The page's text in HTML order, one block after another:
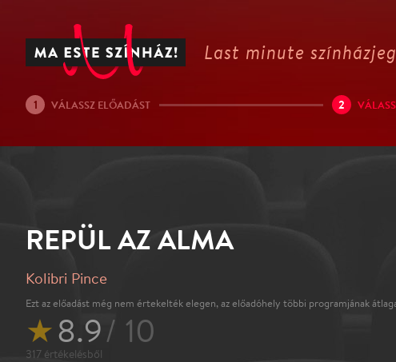
Last minute
1 VÁLASSZ ELŐADÁST 2
REPÜL AZ ALMA
Kolibri Pince
Ezt az előadást még nem értekelték elegen, az előadóhely többi programjának
★8.9/ 10
317 értékelésből